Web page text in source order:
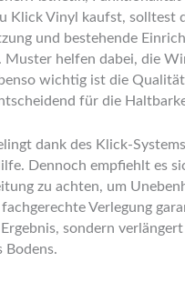
Klick Vinyl kaufst, solltest
und bestehende
Muster helfen dabei, die
wichtig ist die
für die
dank des Klick-
Dennoch empfiehlt es
zu achten, um
Verlegung
sondern
Bodens.